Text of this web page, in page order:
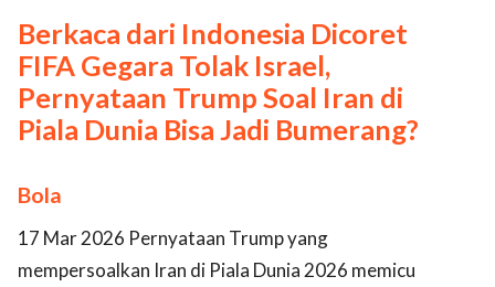
Berkaca dari Indonesia Dicoret
FIFA Gegara Tolak Israel,
Pernyataan Trump Soal Iran di
Piala Dunia Bisa Jadi Bumerang?
Bola
17 Mar 2026 Pernyataan Trump yang
mempersoalkan Iran di Piala Dunia 2026 memicu